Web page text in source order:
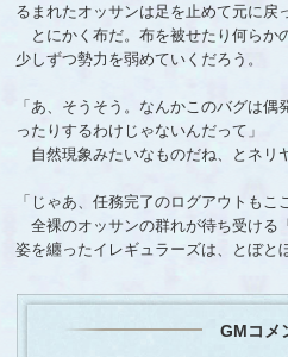
るまれたオッサンは足を止めて元に戻
とにかく布だ。布を被せたり何らか
少しずつ勢力を弱めていくだろう。
「あ、そうそう。なんかこのバグは
ったりするわけじゃないんだって」
自然現象みたいなものだね、とネリ
「じゃあ、任務完了のログアウトもこ
全裸のオッサンの群れが待ち受ける
姿を纏ったイレギュラーズは、とぼと
GMコメ